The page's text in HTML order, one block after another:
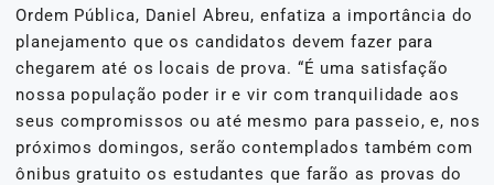
Ordem Pública, Daniel Abreu, enfatiza a importância do
planejamento que os candidatos devem fazer para
chegarem até os locais de prova. “É uma satisfação
nossa população poder ir e vir com tranquilidade aos
seus compromissos ou até mesmo para passeio, e, nos
próximos domingos, serão contemplados também com
ônibus gratuito os estudantes que farão as provas do